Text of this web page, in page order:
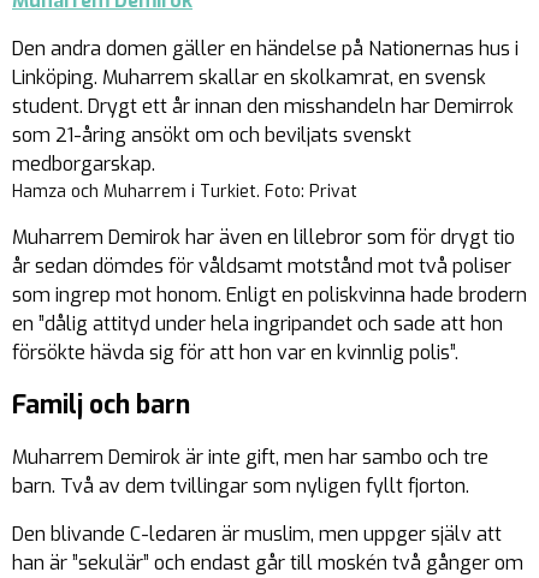
Den andra domen gäller en händelse på Nationernas hus i
Linköping. Muharrem skallar en skolkamrat, en svensk
student. Drygt ett år innan den misshandeln har Demirrok
som 21-åring ansökt om och beviljats svenskt
medborgarskap.
Hamza och Muharrem i Turkiet. Foto: Privat
Muharrem Demirok har även en lillebror som för drygt tio
år sedan dömdes för våldsamt motstånd mot två poliser
som ingrep mot honom. Enligt en poliskvinna hade brodern
en ”dålig attityd under hela ingripandet och sade att hon
försökte hävda sig för att hon var en kvinnlig polis”.
Familj och barn
Muharrem Demirok är inte gift, men har sambo och tre
barn. Två av dem tvillingar som nyligen fyllt fjorton.
Den blivande C-ledaren är muslim, men uppger själv att
han är ”sekulär” och endast går till moskén två gånger om